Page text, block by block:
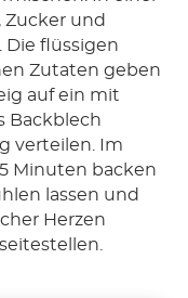
Zucker und
Die flüssigen
Zutaten geben
auf ein mit
Backblech
verteilen. Im
Minuten backen
lassen und
Herzen